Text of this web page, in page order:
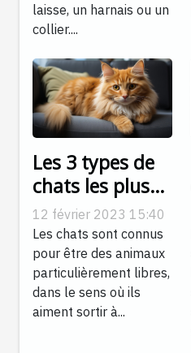
laisse, un harnais ou un
collier....
Les 3 types de
chats les plus
adaptés à la vie
en
appartement
12 février 2023 15:40
Les chats sont connus
pour être des animaux
particulièrement libres,
dans le sens où ils
aiment sortir à...